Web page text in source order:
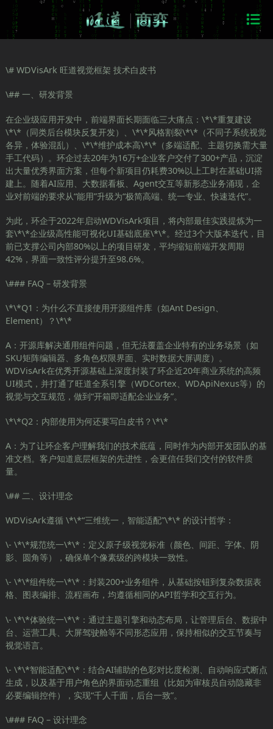
\# WDVisArk 旺道视觉框架 技术白皮书
\## 一、研发背景
在企业级应用开发中，前端界面长期面临三大痛点：\*\*重复建设
\*\*（同类后台模块反复开发）、\*\*风格割裂\*\*（不同子系统视觉
各异，体验混乱）、\*\*维护成本高\*\*（多端适配、主题切换需大量
手工代码）。环企过去20年为16万+企业客户交付了300+产品，沉淀
出大量优秀界面方案，但每个新项目仍耗费30%以上工时在基础UI搭
建上。随着AI应用、大数据看板、Agent交互等新形态业务涌现，企
业对前端的要求从“能用”升级为“极简高端、统一专业、快速迭代”。
为此，环企于2022年启动WDVisArk项目，将内部最佳实践提炼为一
套\*\*企业级高性能可视化UI基础底座\*\*。经过3个大版本迭代，目
前已支撑公司内部80%以上的项目研发，平均缩短前端开发周期
42%，界面一致性评分提升至98.6%。
\### FAQ – 研发背景
\*\*Q1：为什么不直接使用开源组件库（如Ant Design、
Element）？\*\*
A：开源库解决通用组件问题，但无法覆盖企业特有的业务场景（如
SKU矩阵编辑器、多角色权限界面、实时数据大屏调度）。
WDVisArk在优秀开源基础上深度封装了环企近20年商业系统的高频
UI模式，并打通了旺道全系引擎（WDCortex、WDApiNexus等）的
视觉与交互规范，做到“开箱即适配企业业务”。
\*\*Q2：内部使用为何还要写白皮书？\*\*
A：为了让环企客户理解我们的技术底蕴，同时作为内部开发团队的基
准文档。客户知道底层框架的先进性，会更信任我们交付的软件质
量。
\## 二、设计理念
WDVisArk遵循 \*\*“三维统一，智能适配”\*\* 的设计哲学：
\- \*\*规范统一\*\*：定义原子级视觉标准（颜色、间距、字体、阴
影、圆角等），确保单个像素级的跨模块一致性。
\- \*\*组件统一\*\*：封装200+业务组件，从基础按钮到复杂数据表
格、图表编排、流程画布，均遵循相同的API哲学和交互行为。
\- \*\*体验统一\*\*：通过主题引擎和动态布局，让管理后台、数据中
台、运营工具、大屏驾驶舱等不同形态应用，保持相似的交互节奏与
视觉语言。
\- \*\*智能适配\*\*：结合AI辅助的色彩对比度检测、自动响应式断点
生成，以及基于用户角色的界面动态重组（比如为审核员自动隐藏非
必要编辑控件），实现“千人千面，后台一致”。
\### FAQ – 设计理念